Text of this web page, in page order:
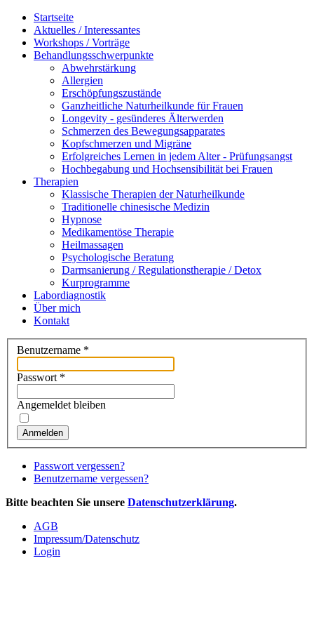
Startseite
Aktuelles / Interessantes
Workshops / Vorträge
Behandlungsschwerpunkte
Abwehrstärkung
Allergien
Erschöpfungszustände
Ganzheitliche Naturheilkunde für Frauen
Longevity - gesünderes Älterwerden
Schmerzen des Bewegungsapparates
Kopfschmerzen und Migräne
Erfolgreiches Lernen in jedem Alter - Prüfungsangst
Hochbegabung und Hochsensibilität bei Frauen
Therapien
Klassische Therapien der Naturheilkunde
Traditionelle chinesische Medizin
Hypnose
Medikamentöse Therapie
Heilmassagen
Psychologische Beratung
Darmsanierung / Regulationstherapie / Detox
Kurprogramme
Labordiagnostik
Über mich
Kontakt
Benutzername *
Passwort *
Angemeldet bleiben
Anmelden
Passwort vergessen?
Benutzername vergessen?
Bitte beachten Sie unsere Datenschutzerklärung.
AGB
Impressum/Datenschutz
Login